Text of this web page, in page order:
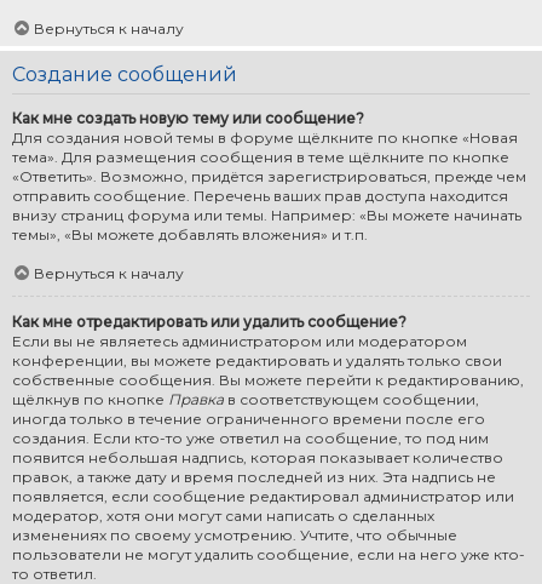
Вернуться к началу
Создание сообщений
Как мне создать новую тему или сообщение?
Для создания новой темы в форуме щёлкните по кнопке «Новая
тема». Для размещения сообщения в теме щёлкните по кнопке
«Ответить». Возможно, придётся зарегистрироваться, прежде чем
отправить сообщение. Перечень ваших прав доступа находится
внизу страниц форума или темы. Например: «Вы можете начинать
темы», «Вы можете добавлять вложения» и т.п.
Вернуться к началу
Как мне отредактировать или удалить сообщение?
Если вы не являетесь администратором или модератором
конференции, вы можете редактировать и удалять только свои
собственные сообщения. Вы можете перейти к редактированию,
щёлкнув по кнопке Правка в соответствующем сообщении,
иногда только в течение ограниченного времени после его
создания. Если кто-то уже ответил на сообщение, то под ним
появится небольшая надпись, которая показывает количество
правок, а также дату и время последней из них. Эта надпись не
появляется, если сообщение редактировал администратор или
модератор, хотя они могут сами написать о сделанных
изменениях по своему усмотрению. Учтите, что обычные
пользователи не могут удалить сообщение, если на него уже кто-
то ответил.